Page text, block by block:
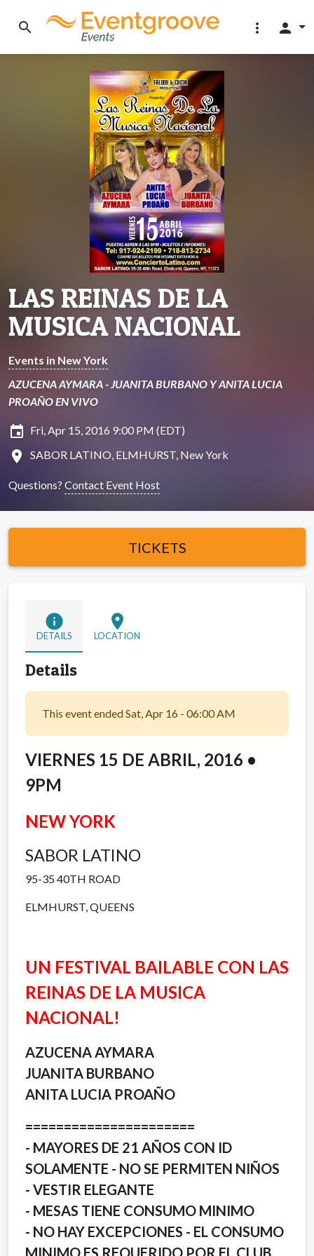
search more_vert person
LAS REINAS DE LA
MUSICA NACIONAL
Events in New York
AZUCENA AYMARA - JUANITA BURBANO Y ANITA LUCIA
PROAÑO EN VIVO
insert_invitation Fri, Apr 15, 2016 9:00 PM (EDT)
location_on SABOR LATINO, ELMHURST, New York
Questions? Contact Event Host
TICKETS
info
DETAILS
location_on
LOCATION
Details
This event ended Sat, Apr 16 - 06:00 AM
VIERNES 15 DE ABRIL, 2016 •
9PM
NEW YORK
SABOR LATINO
95-35 40TH ROAD
ELMHURST, QUEENS
UN FESTIVAL BAILABLE CON LAS
REINAS DE LA MUSICA
NACIONAL!
AZUCENA AYMARA
JUANITA BURBANO
ANITA LUCIA PROAÑO
======================
- MAYORES DE 21 AÑOS CON ID
SOLAMENTE - NO SE PERMITEN NIÑOS
- VESTIR ELEGANTE
- MESAS TIENE CONSUMO MINIMO
- NO HAY EXCEPCIONES - EL CONSUMO
MINIMO ES REQUERIDO POR EL CLUB